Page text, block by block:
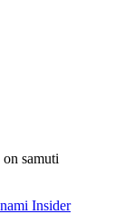
samuti